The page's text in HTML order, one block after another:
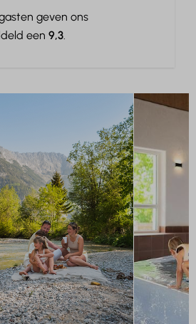
geven ons
een 9,3.